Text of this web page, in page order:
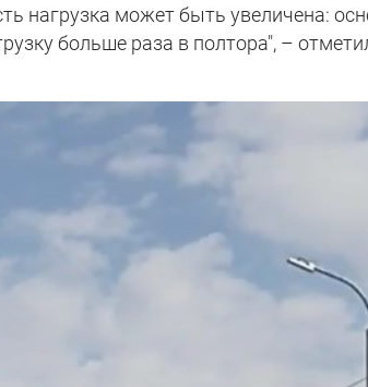
нагрузка может быть увеличена:
больше раза в полтора", –